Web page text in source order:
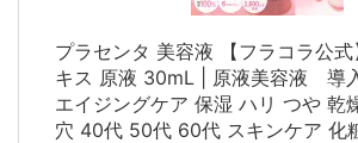
プラセンタ 美容液 【フラコラ公
キス 原液 30mL | 原液美容液 導
エイジングケア 保湿 ハリ つや 乾
穴 40代 50代 60代 スキンケア 化